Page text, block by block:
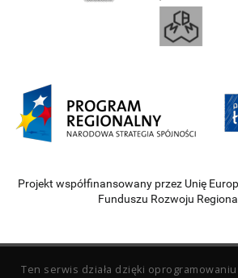
Projekt współfinansowany przez Unię
Funduszu Rozwoju
Ten serwis działa dzięki oprogramowaniu